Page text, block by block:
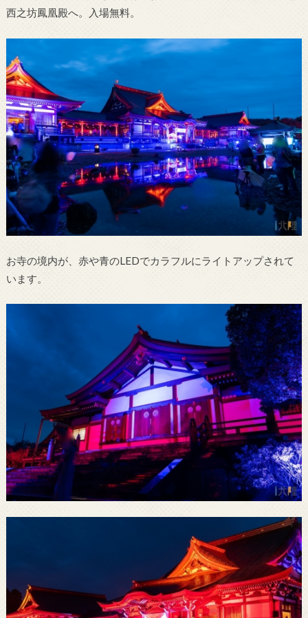
西之坊鳳凰殿へ。入場無料。
お寺の境内が、赤や青のLEDでカラフルにライトアップされて
います。